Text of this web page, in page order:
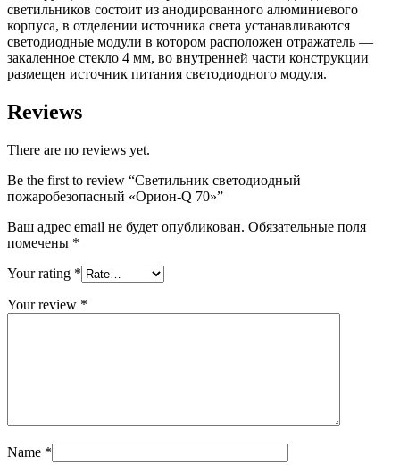
светильников состоит из анодированного алюминиевого
корпуса, в отделении источника света устанавливаются
светодиодные модули в котором расположен отражатель —
закаленное стекло 4 мм, во внутренней части конструкции
размещен источник питания светодиодного модуля.
Reviews
There are no reviews yet.
Be the first to review “Светильник светодиодный
пожаробезопасный «Орион-Q 70»”
Ваш адрес email не будет опубликован. Обязательные поля
помечены *
Your rating *
Your review *
Name *